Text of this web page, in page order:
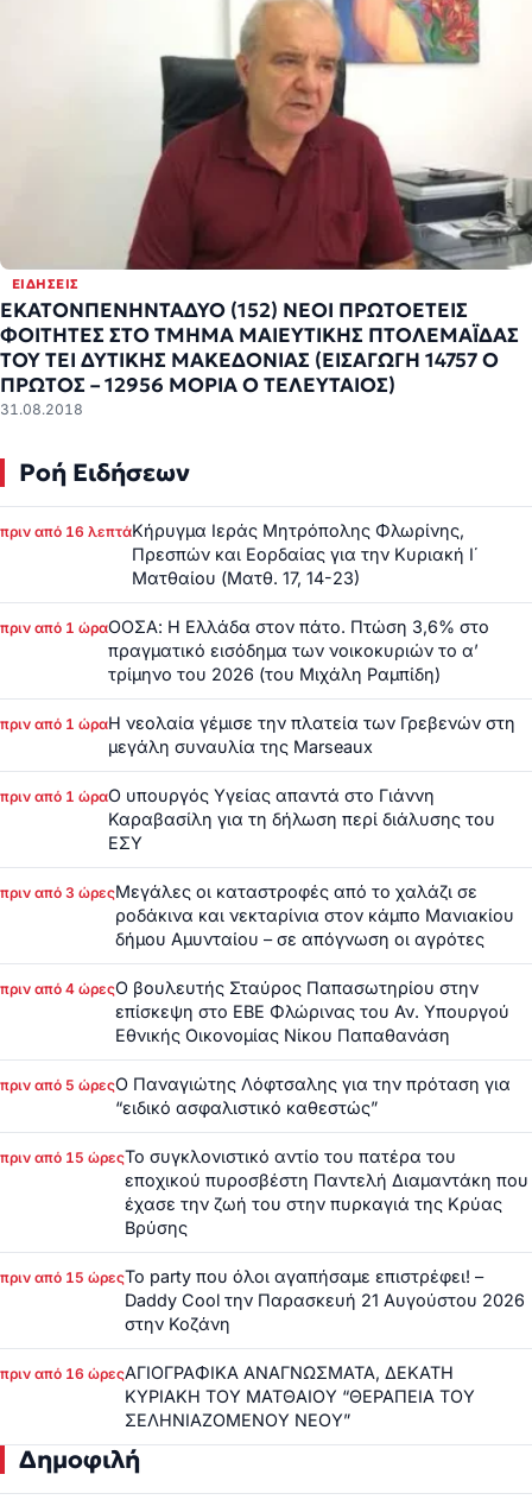
ΕΙΔΉΣΕΙΣ
ΕΚΑΤΟNΠΕΝΗΝΤΑΔΥΟ (152) ΝΕΟΙ ΠΡΩΤΟΕΤΕΙΣ
ΦΟΙΤΗΤΕΣ ΣΤΟ ΤΜΗΜΑ ΜΑΙΕΥΤΙΚΗΣ ΠΤΟΛΕΜΑΪΔΑΣ
ΤΟΥ ΤΕΙ ΔΥΤΙΚΗΣ ΜΑΚΕΔΟΝΙΑΣ (ΕΙΣΑΓΩΓΗ 14757 Ο
ΠΡΩΤΟΣ – 12956 ΜΟΡΙΑ Ο ΤΕΛΕΥΤΑΙΟΣ)
31.08.2018
Ροή Ειδήσεων
πριν από 16 λεπτάΚήρυγμα Ιεράς Μητρόπολης Φλωρίνης,
Πρεσπών και Εορδαίας για την Κυριακή Ι΄
Ματθαίου (Ματθ. 17, 14-23)
πριν από 1 ώραΟΟΣΑ: Η Ελλάδα στον πάτο. Πτώση 3,6% στο
πραγματικό εισόδημα των νοικοκυριών το α’
τρίμηνο του 2026 (του Μιχάλη Ραμπίδη)
πριν από 1 ώραΗ νεολαία γέμισε την πλατεία των Γρεβενών στη
μεγάλη συναυλία της Marseaux
πριν από 1 ώραΟ υπουργός Υγείας απαντά στο Γιάννη
Καραβασίλη για τη δήλωση περί διάλυσης του
ΕΣΥ
πριν από 3 ώρεςΜεγάλες οι καταστροφές από το χαλάζι σε
ροδάκινα και νεκταρίνια στον κάμπο Μανιακίου
δήμου Αμυνταίου – σε απόγνωση οι αγρότες
πριν από 4 ώρεςΟ βουλευτής Σταύρος Παπασωτηρίου στην
επίσκεψη στο ΕΒΕ Φλώρινας του Αν. Υπουργού
Εθνικής Οικονομίας Νίκου Παπαθανάση
πριν από 5 ώρεςΟ Παναγιώτης Λόφτσαλης για την πρόταση για
“ειδικό ασφαλιστικό καθεστώς”
πριν από 15 ώρεςΤο συγκλονιστικό αντίο του πατέρα του
εποχικού πυροσβέστη Παντελή Διαμαντάκη που
έχασε την ζωή του στην πυρκαγιά της Κρύας
Βρύσης
πριν από 15 ώρεςΤο party που όλοι αγαπήσαμε επιστρέφει! –
Daddy Cool την Παρασκευή 21 Αυγούστου 2026
στην Κοζάνη
πριν από 16 ώρεςΑΓΙΟΓΡΑΦΙΚΑ ΑΝΑΓΝΩΣΜΑΤΑ, ΔΕΚΑΤΗ
ΚΥΡΙΑΚΗ ΤΟΥ ΜΑΤΘΑΙΟΥ “ΘΕΡΑΠΕΙΑ ΤΟΥ
ΣΕΛΗΝΙΑΖΟΜΕΝΟΥ ΝΕΟΥ”
Δημοφιλή